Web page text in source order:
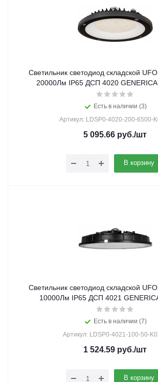
Светильник светодиод складской
20000Лм IP65 ДСП 4020
Есть в наличии (3)
Артикул: LDSP0-4020-200-6500-
5 095.66 руб./шт
В корзину
Светильник светодиод складской
10000Лм IP65 ДСП 4021
Есть в наличии (7)
Артикул: LDSP0-4021-100-50-
1 524.59 руб./шт
В корзину